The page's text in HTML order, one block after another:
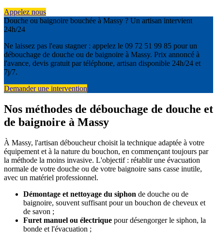
Appelez nous
Douche ou baignoire bouchée à Massy ? Un artisan intervient
24h/24
Ne laissez pas l'eau stagner : appelez le 09 72 51 99 85 pour un
débouchage de douche ou de baignoire à Massy. Prix annoncé à
l'avance, devis gratuit par téléphone, artisan disponible 24h/24 et
7j/7.
Demander une intervention
Nos méthodes de débouchage de douche et
de baignoire à Massy
À Massy, l'artisan déboucheur choisit la technique adaptée à votre
équipement et à la nature du bouchon, en commençant toujours par
la méthode la moins invasive. L'objectif : rétablir une évacuation
normale de votre douche ou de votre baignoire sans casse inutile,
avec un matériel professionnel.
Démontage et nettoyage du siphon de douche ou de
baignoire, souvent suffisant pour un bouchon de cheveux et
de savon ;
Furet manuel ou électrique pour désengorger le siphon, la
bonde et l'évacuation ;